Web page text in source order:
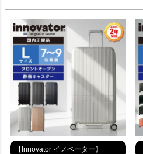
【Innovator イノベーター】